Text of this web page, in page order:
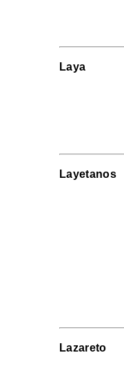
Laya
Layetanos
Lazareto